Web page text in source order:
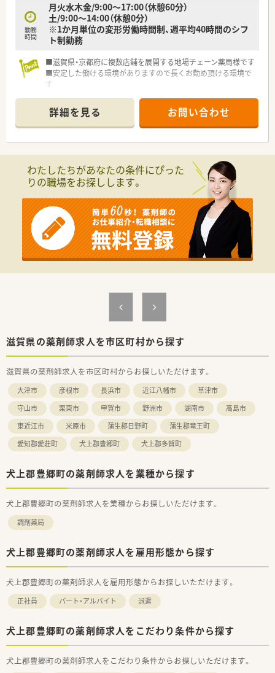
勤務
時間
月火水木金/9:00～17:00（休憩60分）
土/9:00～14:00（休憩0分）
※1か月単位の変形労働時間制、週平均40時間のシフ
ト制勤務
■滋賀県・京都府に複数店舗を展開する地場チェーン薬局様です
■安定した働ける環境がありますので長くお勤め頂ける環境で
す
■今ならご勤務曜日・時間などご相談可能です
詳細を見る お問い合わせ
わたしたちがあなたの条件にぴった
りの職場をお探しします。
滋賀県の薬剤師求人を市区町村から探す
滋賀県の薬剤師求人を市区町村からお探しいただけます。
大津市 彦根市 長浜市 近江八幡市
草津市
守山市
栗東市 甲賀市 野洲市 湖南市
高島市
東近江市
米原市 蒲生郡日野町
蒲生郡竜王町
愛知郡愛荘町
犬上郡豊郷町 犬上郡多賀町
犬上郡豊郷町の薬剤師求人を業種から探す
犬上郡豊郷町の薬剤師求人を業種からお探しいただけます。
調剤薬局
犬上郡豊郷町の薬剤師求人を雇用形態から探す
犬上郡豊郷町の薬剤師求人を雇用形態からお探しいただけます。
正社員 パート・アルバイト 派遣
犬上郡豊郷町の薬剤師求人をこだわり条件から探す
犬上郡豊郷町の薬剤師求人をこだわり条件からお探しいただけます。